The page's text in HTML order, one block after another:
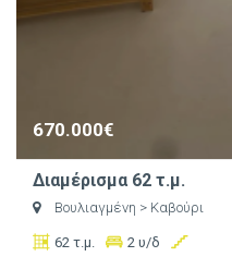
670.000€
Διαμέρισμα 62 τ.μ.
Βουλιαγμένη > Καβούρι
62 τ.μ. 2 υ/δ